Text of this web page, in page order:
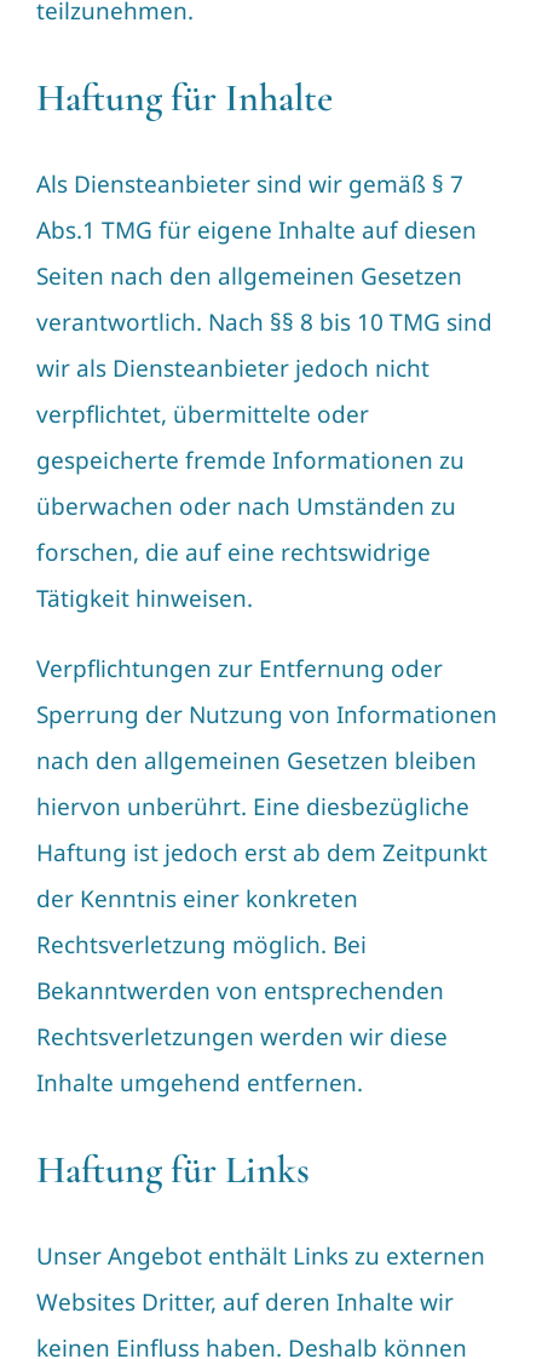
teilzunehmen.
Haftung für Inhalte
Als Diensteanbieter sind wir gemäß § 7
Abs.1 TMG für eigene Inhalte auf diesen
Seiten nach den allgemeinen Gesetzen
verantwortlich. Nach §§ 8 bis 10 TMG sind
wir als Diensteanbieter jedoch nicht
verpflichtet, übermittelte oder
gespeicherte fremde Informationen zu
überwachen oder nach Umständen zu
forschen, die auf eine rechtswidrige
Tätigkeit hinweisen.
Verpflichtungen zur Entfernung oder
Sperrung der Nutzung von Informationen
nach den allgemeinen Gesetzen bleiben
hiervon unberührt. Eine diesbezügliche
Haftung ist jedoch erst ab dem Zeitpunkt
der Kenntnis einer konkreten
Rechtsverletzung möglich. Bei
Bekanntwerden von entsprechenden
Rechtsverletzungen werden wir diese
Inhalte umgehend entfernen.
Haftung für Links
Unser Angebot enthält Links zu externen
Websites Dritter, auf deren Inhalte wir
keinen Einfluss haben. Deshalb können